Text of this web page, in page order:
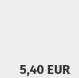
5,40 EUR